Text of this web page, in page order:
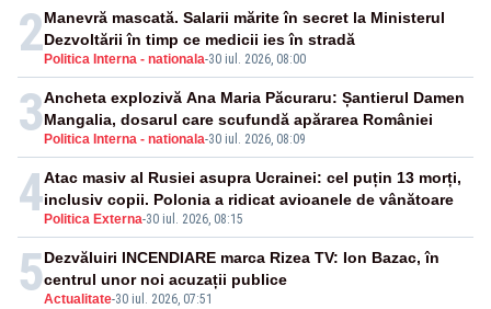
2 Politica Interna - nationala-30 iul. 2026, 08:00
Manevră mascată. Salarii mărite în secret la Ministerul
Dezvoltării în timp ce medicii ies în stradă
3 Politica Interna - nationala-30 iul. 2026, 08:09
Ancheta explozivă Ana Maria Păcuraru: Șantierul Damen
Mangalia, dosarul care scufundă apărarea României
4 Politica Externa-30 iul. 2026, 08:15
Atac masiv al Rusiei asupra Ucrainei: cel puțin 13 morți,
inclusiv copii. Polonia a ridicat avioanele de vânătoare
5Actualitate-30 iul. 2026, 07:51
Dezvăluiri INCENDIARE marca Rizea TV: Ion Bazac, în
centrul unor noi acuzații publice